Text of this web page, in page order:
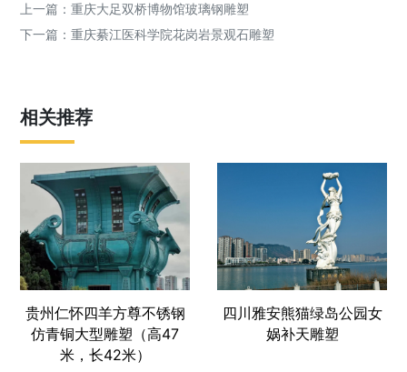
上一篇： 重庆大足双桥博物馆玻璃钢雕塑
下一篇： 重庆綦江医科学院花岗岩景观石雕塑
相关推荐
贵州仁怀四羊方尊不锈钢
仿青铜大型雕塑（高47
米，长42米）
四川雅安熊猫绿岛公园女
娲补天雕塑